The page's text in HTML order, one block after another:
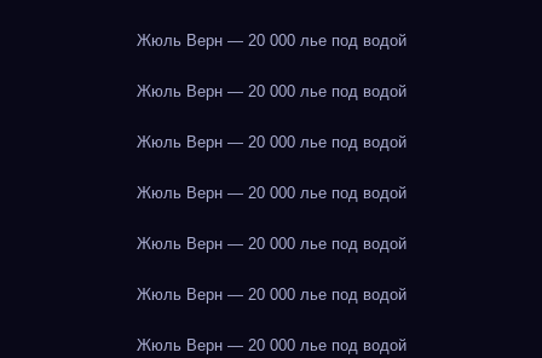
Жюль Верн — 20 000 лье под водой
Жюль Верн — 20 000 лье под водой
Жюль Верн — 20 000 лье под водой
Жюль Верн — 20 000 лье под водой
Жюль Верн — 20 000 лье под водой
Жюль Верн — 20 000 лье под водой
Жюль Верн — 20 000 лье под водой